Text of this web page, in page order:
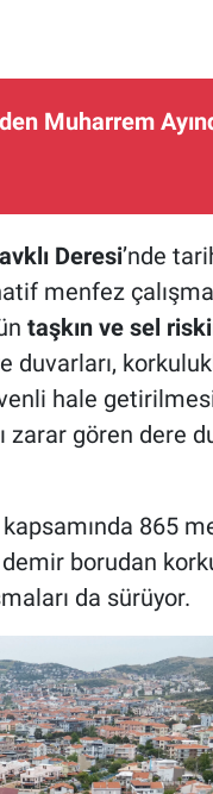
Muharrem
Deresi’nde
menfez
taşkın ve sel riski
duvarları,
hale
gören dere
865
borudan
da sürüyor.